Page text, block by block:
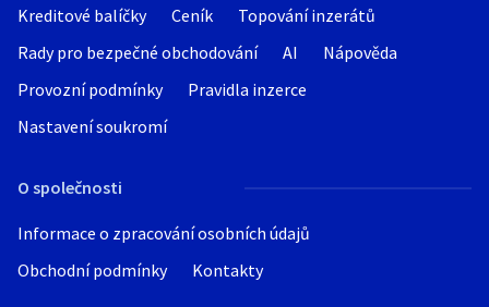
Kreditové balíčky Ceník
Topování inzerátů
Rady pro bezpečné obchodování
AI
Nápověda
Provozní podmínky
Pravidla inzerce
Nastavení soukromí
O společnosti
Informace o zpracování osobních údajů
Obchodní podmínky
Kontakty